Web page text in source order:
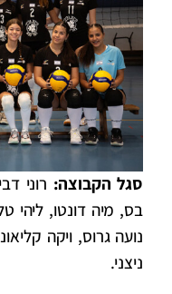
סגל הקבוצה: רוני
בס, מיה דונטו, ליהי
נועה גרוס, ויקה
ניצני.